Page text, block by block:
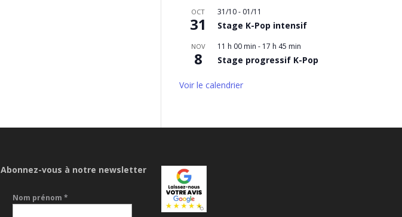
OCT
31
31/10- 01/11
Stage K-Pop intensif
NOV
8
11 h 00 min - 17 h 45 min
Stage progressif K-Pop
Voir le calendrier
Abonnez-vous à notre newsletter
Nom prénom *